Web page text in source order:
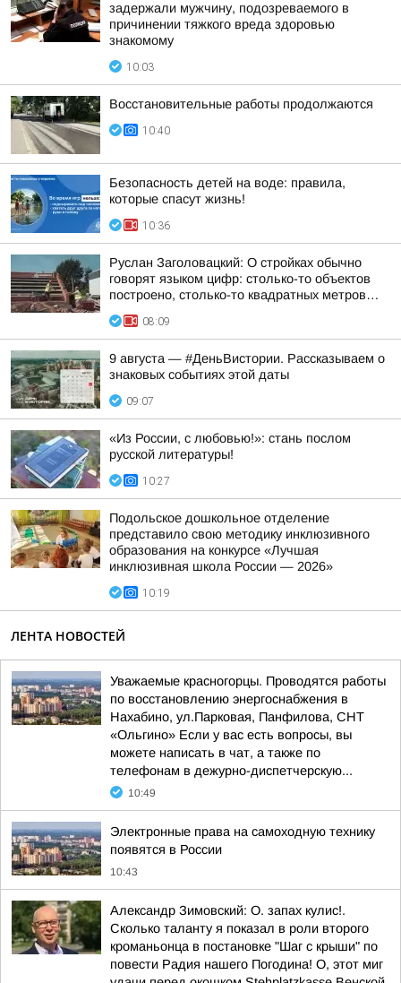
задержали мужчину, подозреваемого в
причинении тяжкого вреда здоровью
знакомому
10:03
Восстановительные работы продолжаются
10:40
Безопасность детей на воде: правила,
которые спасут жизнь!
10:36
Руслан Заголовацкий: О стройках обычно
говорят языком цифр: столько-то объектов
построено, столько-то квадратных метров…
08:09
9 августа — #ДеньВистории. Рассказываем о
знаковых событиях этой даты
09:07
«Из России, с любовью!»: стань послом
русской литературы!
10:27
Подольское дошкольное отделение
представило свою методику инклюзивного
образования на конкурсе «Лучшая
инклюзивная школа России — 2026»
10:19
ЛЕНТА НОВОСТЕЙ
Уважаемые красногорцы. Проводятся работы
по восстановлению энергоснабжения в
Нахабино, ул.Парковая, Панфилова, СНТ
«Ольгино» Если у вас есть вопросы, вы
можете написать в чат, а также по
телефонам в дежурно-диспетчерскую...
10:49
Электронные права на самоходную технику
появятся в России
10:43
Александр Зимовский: О. запах кулис!.
Сколько таланту я показал в роли второго
кроманьонца в постановке "Шаг с крыши" по
повести Радия нашего Погодина! О, этот миг